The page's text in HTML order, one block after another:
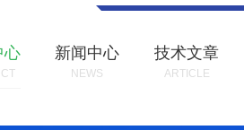
心 新闻中心
NEWS
技术文章
ARTICLE